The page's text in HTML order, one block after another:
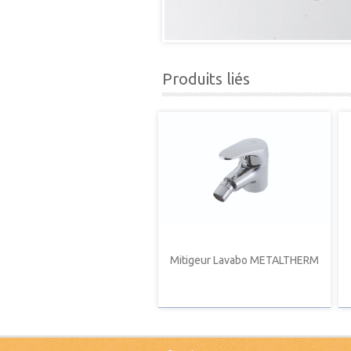
Produits liés
Mitigeur Lavabo METALTHERM